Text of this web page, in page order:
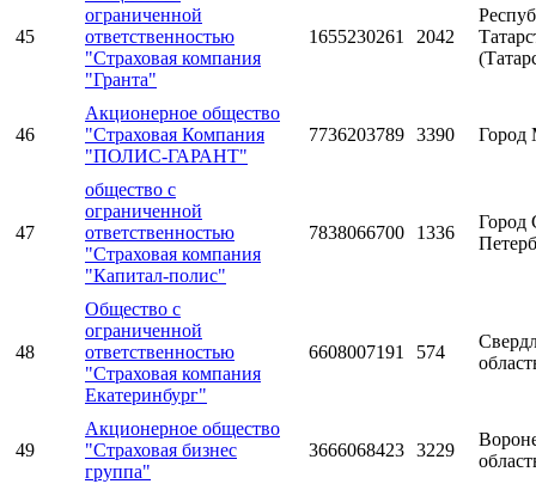
45
ограниченной
ответственностью
"Страховая компания
"Гранта"
1655230261 2042
46
Акционерное общество
"Страховая Компания
"ПОЛИС-ГАРАНТ"
7736203789 3390 Город
47
общество с
ограниченной
ответственностью
"Страховая компания
"Капитал-полис"
7838066700 1336
Город
48
Общество с
ограниченной
ответственностью
"Страховая компания
Екатеринбург"
6608007191 574
49
Акционерное общество
"Страховая бизнес
группа"
3666068423 3229